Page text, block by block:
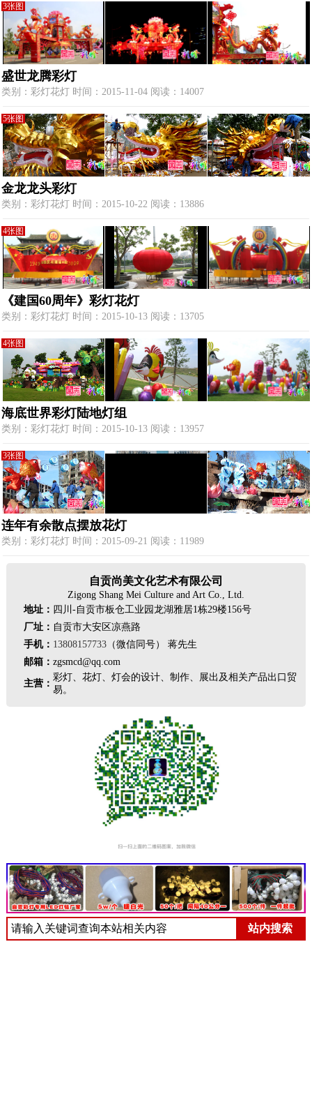
3张图
盛世龙腾彩灯
类别：彩灯花灯 时间：2015-11-04 阅读：14007
5张图
金龙龙头彩灯
类别：彩灯花灯 时间：2015-10-22 阅读：13886
4张图
《建国60周年》彩灯花灯
类别：彩灯花灯 时间：2015-10-13 阅读：13705
4张图
海底世界彩灯陆地灯组
类别：彩灯花灯 时间：2015-10-13 阅读：13957
3张图
连年有余散点摆放花灯
类别：彩灯花灯 时间：2015-09-21 阅读：11989
自贡尚美文化艺术有限公司
Zigong Shang Mei Culture and Art Co., Ltd.
地址： 四川-自贡市板仓工业园龙湖雅居1栋29楼156号
厂址： 自贡市大安区凉燕路
手机： 13808157733（微信同号） 蒋先生
邮箱： zgsmcd@qq.com
主营：
彩灯、花灯、灯会的设计、制作、展出及相关产品出口贸
易。